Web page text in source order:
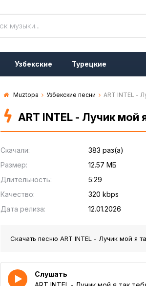
Узбекские Турецкие
Muztopa Узбекские песни ART INTEL -
ART INTEL - Лучик
Скачали:
383 раз(а)
Размер:
12.57 МБ
Длительность:
5:29
Качество:
320 kbps
Дата релиза:
12.01.2026
Скачать песню ART INTEL - Лучик мой я
Слушать